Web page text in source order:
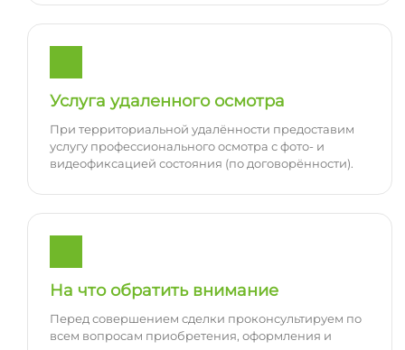
Услуга удаленного осмотра
При территориальной удалённости предоставим
услугу профессионального осмотра с фото- и
видеофиксацией состояния (по договорённости).
На что обратить внимание
Перед совершением сделки проконсультируем по
всем вопросам приобретения, оформления и